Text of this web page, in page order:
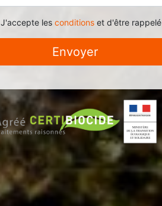
J'accepte les conditionset d'être rappelé
Envoyer